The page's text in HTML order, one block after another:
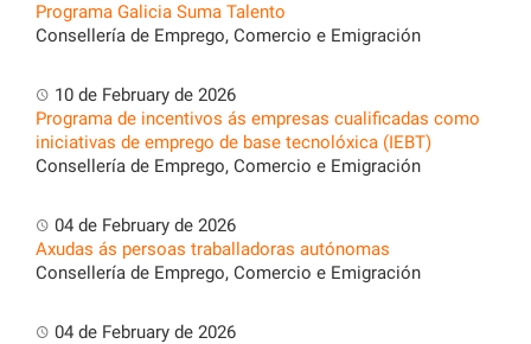
Programa Galicia Suma Talento
Consellería de Emprego, Comercio e Emigración
10 de February de 2026
Programa de incentivos ás empresas cualificadas como
iniciativas de emprego de base tecnolóxica (IEBT)
Consellería de Emprego, Comercio e Emigración
04 de February de 2026
Axudas ás persoas traballadoras autónomas
Consellería de Emprego, Comercio e Emigración
04 de February de 2026